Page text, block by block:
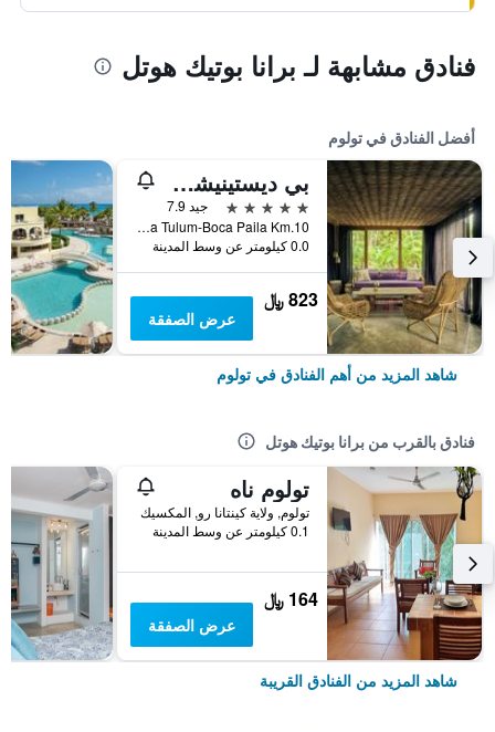
فنادق مشابهة لـ برانا بوتيك هوتل
أفضل الفنادق في تولوم
بي ديستينيشن تولوم
5 نجوم
جيد 7.9
Carretera Tulum-Boca Paila Km.10, تولوم, ولاية كينتانا رو, المكسيك
0.0 كيلومتر عن وسط المدينة
823 ﷼
عرض الصفقة
شاهد المزيد من أهم الفنادق في تولوم
فنادق بالقرب من برانا بوتيك هوتل
تولوم ناه
تولوم, ولاية كينتانا رو, المكسيك
0.1 كيلومتر عن وسط المدينة
164 ﷼
عرض الصفقة
شاهد المزيد من الفنادق القريبة